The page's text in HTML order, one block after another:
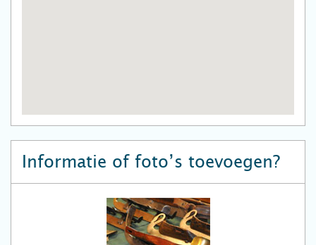
Informatie of foto’s toevoegen?